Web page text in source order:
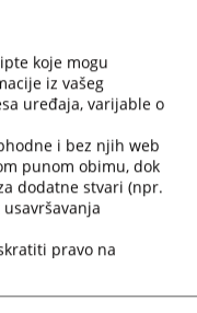
koje mogu
iz vašeg
uređaja, varijable o
i bez njih web
punom obimu, dok
dodatne stvari (npr.
pravo na